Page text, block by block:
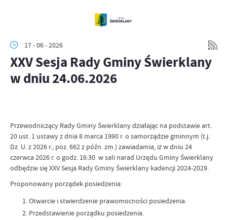
17 - 06 - 2026
XXV Sesja Rady Gminy Świerklany
w dniu 24.06.2026
Przewodniczący Rady Gminy Świerklany działając na podstawie art.
20 ust. 1 ustawy z dnia 8 marca 1990 r. o samorządzie gminnym (t.j.
Dz. U. z 2026 r., poz. 662 z późn. zm.) zawiadamia, iż w dniu 24
czerwca 2026 r. o godz. 16:30 w sali narad Urzędu Gminy Świerklany
odbędzie się XXV Sesja Rady Gminy Świerklany kadencji 2024-2029.
Proponowany porządek posiedzenia:
Otwarcie i stwierdzenie prawomocności posiedzenia.
Przedstawienie porządku posiedzenia.